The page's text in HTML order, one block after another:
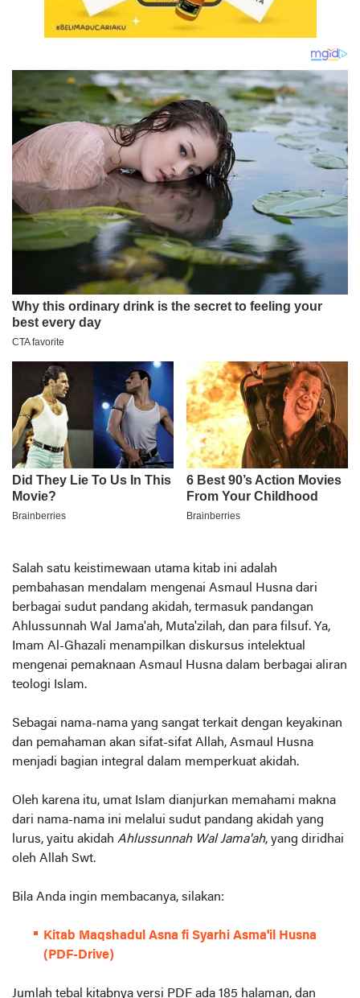
Salah satu keistimewaan utama kitab ini adalah
pembahasan mendalam mengenai Asmaul Husna dari
berbagai sudut pandang akidah, termasuk pandangan
Ahlussunnah Wal Jama'ah, Muta'zilah, dan para filsuf. Ya,
Imam Al-Ghazali menampilkan diskursus intelektual
mengenai pemaknaan Asmaul Husna dalam berbagai aliran
teologi Islam.
Sebagai nama-nama yang sangat terkait dengan keyakinan
dan pemahaman akan sifat-sifat Allah, Asmaul Husna
menjadi bagian integral dalam memperkuat akidah.
Oleh karena itu, umat Islam dianjurkan memahami makna
dari nama-nama ini melalui sudut pandang akidah yang
lurus, yaitu akidah Ahlussunnah Wal Jama'ah, yang diridhai
oleh Allah Swt.
Bila Anda ingin membacanya, silakan:
Kitab Maqshadul Asna fi Syarhi Asma'il Husna
(PDF-Drive)
Jumlah tebal kitabnya versi PDF ada 185 halaman, dan